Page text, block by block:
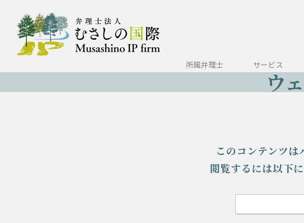
所属弁理士 サービス
ウ
このコンテンツは
閲覧するには以下